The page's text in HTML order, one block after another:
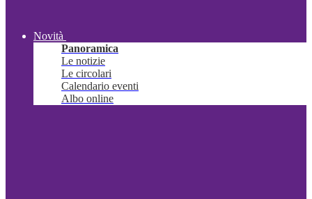
Novità
Panoramica
Le notizie
Le circolari
Calendario eventi
Albo online